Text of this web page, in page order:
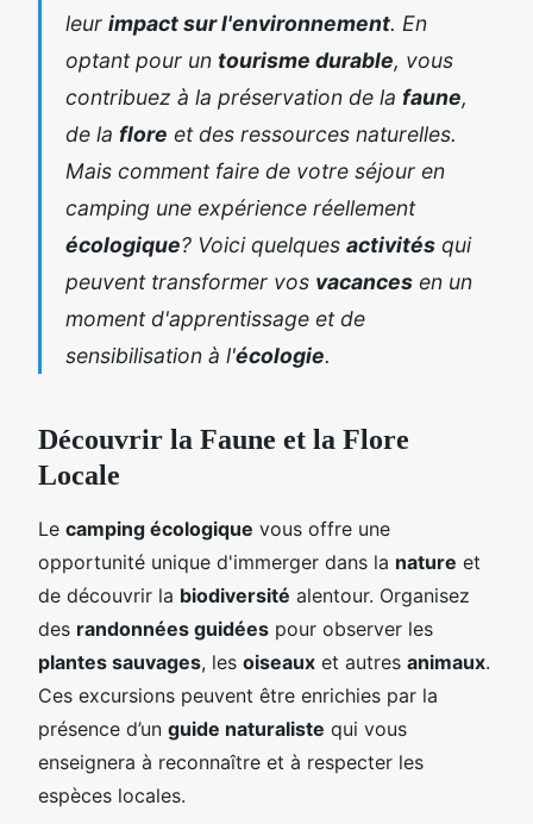
leur impact sur l'environnement. En
optant pour un tourisme durable, vous
contribuez à la préservation de la faune,
de la flore et des ressources naturelles.
Mais comment faire de votre séjour en
camping une expérience réellement
écologique? Voici quelques activités qui
peuvent transformer vos vacances en un
moment d'apprentissage et de
sensibilisation à l'écologie.
Découvrir la Faune et la Flore
Locale
Le camping écologique vous offre une
opportunité unique d'immerger dans la nature et
de découvrir la biodiversité alentour. Organisez
des randonnées guidées pour observer les
plantes sauvages, les oiseaux et autres animaux.
Ces excursions peuvent être enrichies par la
présence d’un guide naturaliste qui vous
enseignera à reconnaître et à respecter les
espèces locales.